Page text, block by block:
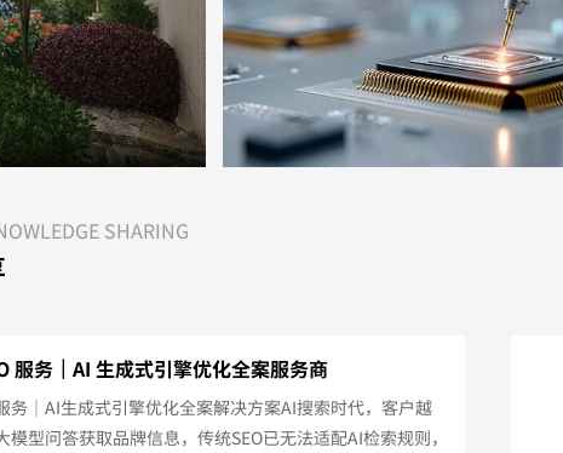
作项目 PCBA全制程制造
SHARING
服务｜AI 生成式引擎优化全案服务商
务｜AI生成式引擎优化全案解决方案AI搜索时代，客户越
模型问答获取品牌信息，传统SEO已无法适配AI检索规则，